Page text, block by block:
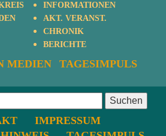
INFORMATIONEN
AKT. VERANST.
CHRONIK
BERICHTE
MEDIEN TAGESIMPULS
IMPRESSUM